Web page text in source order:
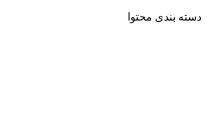
دسته بندی محتوا